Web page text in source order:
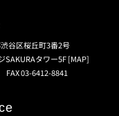
谷区桜丘町3番2号
SAKURAタワー5F[MAP]
03-6412-8841